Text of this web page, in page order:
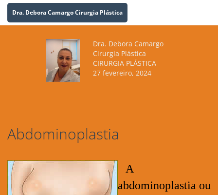
Dra. Debora Camargo Cirurgia Plástica
Dra. Debora Camargo
Cirurgia Plástica
CIRURGIA PLÁSTICA
27 fevereiro, 2024
Abdominoplastia
A
abdominoplastia ou